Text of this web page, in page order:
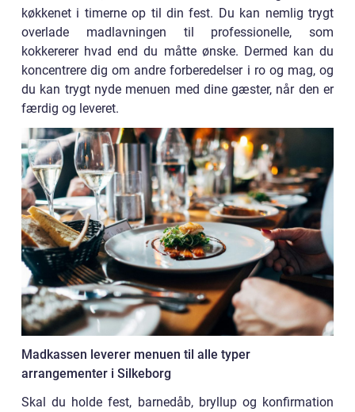
køkkenet i timerne op til din fest. Du kan nemlig trygt
overlade madlavningen til professionelle, som
kokkererer hvad end du måtte ønske. Dermed kan du
koncentrere dig om andre forberedelser i ro og mag, og
du kan trygt nyde menuen med dine gæster, når den er
færdig og leveret.
Madkassen leverer menuen til alle typer
arrangementer i Silkeborg
Skal du holde fest, barnedåb, bryllup og konfirmation